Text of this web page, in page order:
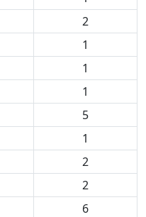
2
1
1
1
5
1
2
2
6